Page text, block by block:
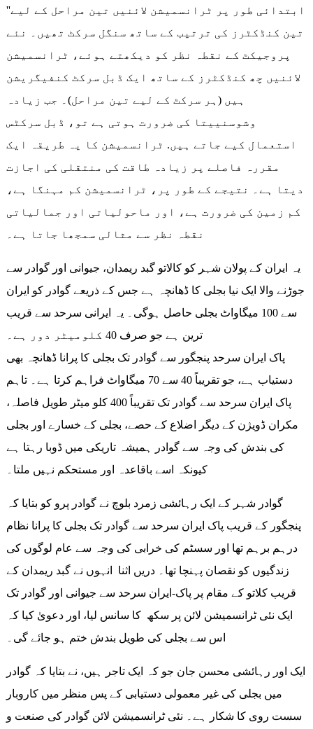
''ابتدائی طور پر ٹرانسمیشن لائنیں تین مراحل کے لیے
تین کنڈکٹرز کی ترتیب کے ساتھ سنگل سرکٹ تھیں۔ نئے
پروجیکٹ کے نقطہ نظر کو دیکھتے ہوئے، ٹرانسمیشن
لائنیں چھ کنڈکٹرز کے ساتھ ایک ڈبل سرکٹ کنفیگریشن
ہیں (ہر سرکٹ کے لیے تین مراحل)۔ جب زیادہ
وشوسنییتا کی ضرورت ہوتی ہے تو، ڈبل سرکٹس
استعمال کیے جاتے ہیں. ٹرانسمیشن کا یہ طریقہ ایک
مقررہ فاصلے پر زیادہ طاقت کی منتقلی کی اجازت
دیتا ہے۔ نتیجے کے طور پر، ٹرانسمیشن کم مہنگا ہے،
کم زمین کی ضرورت ہے، اور ماحولیاتی اور جمالیاتی
نقطہ نظر سے مثالی سمجھا جاتا ہے۔
یہ ایران کے پولان شہر کو کالاتو گبد ریمدان، جیوانی اور گوادر سے
جوڑنے والا ایک نیا بجلی کا ڈھانچہ ہے جس کے ذریعے گوادر کو ایران
سے 100 میگاواٹ بجلی حاصل ہوگی۔ یہ ایرانی سرحد سے قریب
ترین ہے جو صرف 40 کلومیٹر دور ہے۔
پاک ایران سرحد پنجگور سے گوادر تک بجلی کا پرانا ڈھانچہ بھی
دستیاب ہے، جو تقریباً 40 سے 70 میگاواٹ فراہم کرتا ہے۔ تاہم
پاک ایران سرحد سے گوادر تک تقریباً 400 کلو میٹر طویل فاصلہ،
مکران ڈویژن کے دیگر اضلاع کے حصے، بجلی کے خسارے اور بجلی
کی بندش کی وجہ سے گوادر ہمیشہ تاریکی میں ڈوبا رہتا ہے
کیونکہ اسے باقاعدہ اور مستحکم نہیں ملتا۔
گوادر شہر کے ایک رہائشی زمرد بلوچ نے گوادر پرو کو بتایا کہ
پنجگور کے قریب پاک ایران سرحد سے گوادر تک بجلی کا پرانا نظام
درہم برہم تھا اور سسٹم کی خرابی کی وجہ سے عام لوگوں کی
زندگیوں کو نقصان پہنچا تھا۔ دریں اثنا انہوں نے گبد ریمدان کے
قریب کلاتو کے مقام پر پاک-ایران سرحد سے جیوانی اور گوادر تک
ایک نئی ٹرانسمیشن لائن پر سکھ کا سانس لیا، اور دعویٰ کیا کہ
اس سے بجلی کی طویل بندش ختم ہو جائے گی۔
ایک اور رہائشی محسن جان جو کہ ایک تاجر ہیں، نے بتایا کہ گوادر
میں بجلی کی غیر معمولی دستیابی کے پس منظر میں کاروبار
سست روی کا شکار ہے۔ نئی ٹرانسمیشن لائن گوادر کی صنعت و